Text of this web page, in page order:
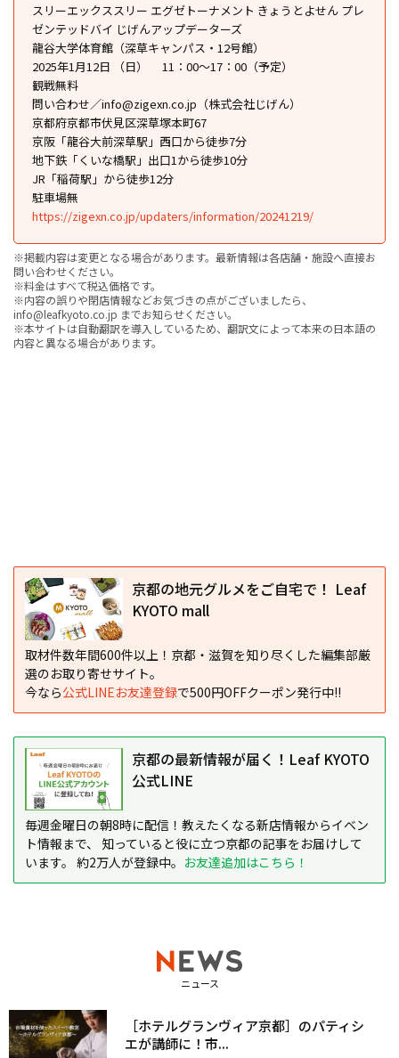
スリーエックススリー エグゼトーナメント きょうとよせん プレ
ゼンテッドバイ じげんアップデーターズ
龍谷大学体育館（深草キャンパス・12号館）
2025年1月12日 （日） 11：00～17：00（予定）
観戦無料
問い合わせ／info@zigexn.co.jp（株式会社じげん）
京都府京都市伏見区深草塚本町67
京阪「龍谷大前深草駅」西口から徒歩7分
地下鉄「くいな橋駅」出口1から徒歩10分
JR「稲荷駅」から徒歩12分
駐車場無
https://zigexn.co.jp/updaters/information/20241219/
※掲載内容は変更となる場合があります。最新情報は各店舗・施設へ直接お
問い合わせください。
※料金はすべて税込価格です。
※内容の誤りや閉店情報などお気づきの点がございましたら、
info@leafkyoto.co.jp までお知らせください。
※本サイトは自動翻訳を導入しているため、翻訳文によって本来の日本語の
内容と異なる場合があります。
京都の地元グルメをご自宅で！ Leaf
KYOTO mall
取材件数年間600件以上！京都・滋賀を知り尽くした編集部厳
選のお取り寄せサイト。
今なら公式LINEお友達登録で500円OFFクーポン発行中!!
京都の最新情報が届く！Leaf KYOTO
公式LINE
毎週金曜日の朝8時に配信！教えたくなる新店情報からイベン
ト情報まで、 知っていると役に立つ京都の記事をお届けして
います。 約2万人が登録中。 お友達追加はこちら！
ニュース
［ホテルグランヴィア京都］のパティシ
エが講師に！市...